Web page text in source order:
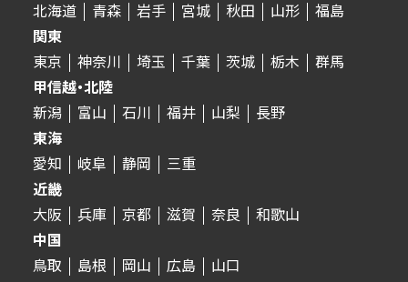
北海道
青森 岩手 宮城 秋田 山形
福島
関東
東京
神奈川 埼玉 千葉 茨城 栃木
群馬
甲信越・北陸
新潟
富山 石川 福井 山梨
長野
東海
愛知
岐阜 静岡
三重
近畿
大阪
兵庫 京都 滋賀 奈良
和歌山
中国
鳥取
島根 岡山 広島
山口